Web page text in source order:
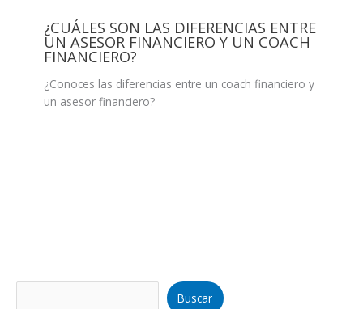
Buscar
¿CUÁLES SON LAS DIFERENCIAS ENTRE
UN ASESOR FINANCIERO Y UN COACH
FINANCIERO?
¿Conoces las diferencias entre un coach financiero y
un asesor financiero?